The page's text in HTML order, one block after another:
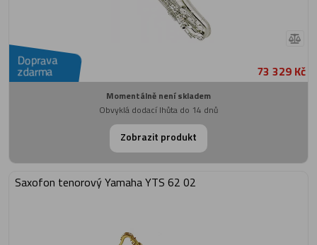
Doprava
zdarma 73 329 Kč
Momentálně není skladem
Obvyklá dodací lhůta do 14 dnů
Zobrazit produkt
Saxofon tenorový Yamaha YTS 62 02